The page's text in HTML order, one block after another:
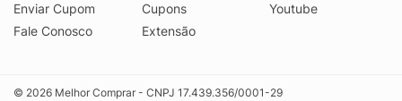
Enviar Cupom
Fale Conosco
Cupons
Extensão
Youtube
© 2026 Melhor Comprar - CNPJ 17.439.356/0001-29